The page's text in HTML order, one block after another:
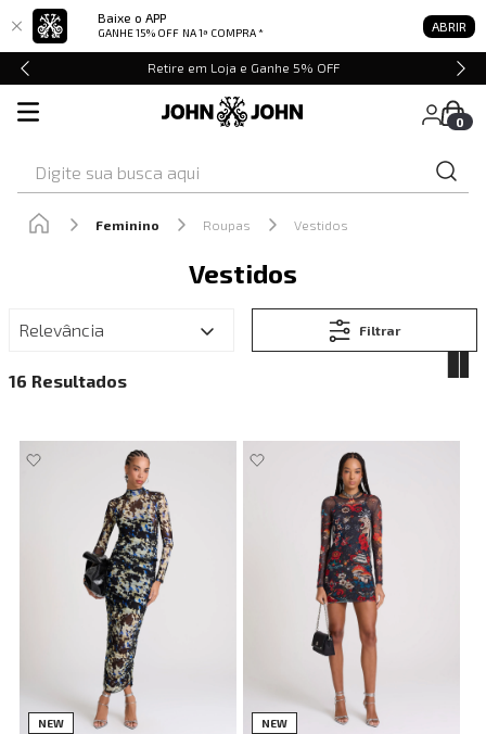
Baixe o APP
GANHE 15% OFF NA 1ª COMPRA * ABRIR
Retire em Loja e Ganhe 5% OFF
0
Feminino Roupas Vestidos
Vestidos
Relevância Filtrar
16
NEW NEW